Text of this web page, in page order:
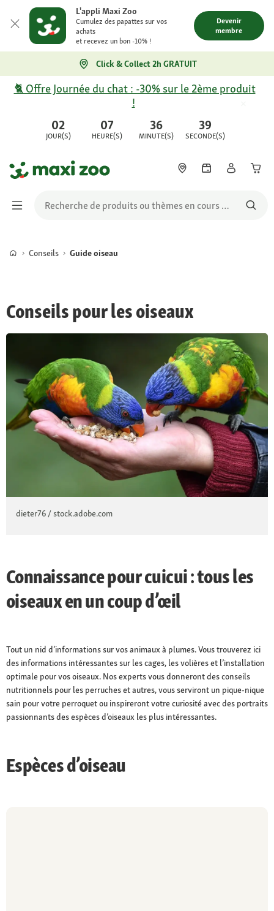
L'appli Maxi Zoo
Cumulez des papattes sur vos
achats
et recevez un bon -10% !
Devenir
membre
Click & Collect 2h GRATUIT
02
JOUR(S)
07
HEURE(S)
36
MINUTE(S)
39
SECONDE(S)
🐈 Offre Journée du chat : -30% sur le 2ème produit
!
Conseils Guide oiseau
Conseils pour les oiseaux
dieter76 / stock.adobe.com
Connaissance pour cuicui : tous les
oiseaux en un coup d’œil
Tout un nid d’informations sur vos animaux à plumes. Vous trouverez ici
des informations intéressantes sur les cages, les volières et l’installation
optimale pour vos oiseaux. Nos experts vous donneront des conseils
nutritionnels pour les perruches et autres, vous serviront un pique-nique
sain pour votre perroquet ou inspireront votre curiosité avec des portraits
passionnants des espèces d’oiseaux les plus intéressantes.
Espèces d’oiseau